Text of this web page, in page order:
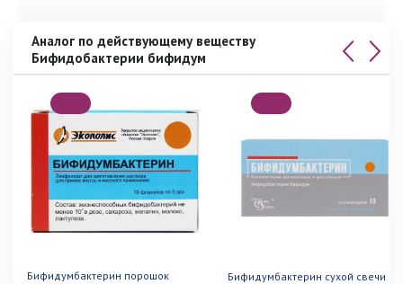
Аналог по действующему веществу
Бифидобактерии бифидум
Бифидумбактерин порошок
Бифидумбактерин сухой свечи 10